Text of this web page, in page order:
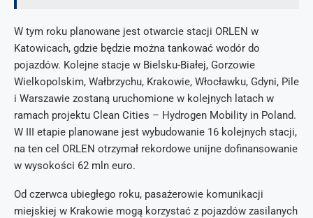
W tym roku planowane jest otwarcie stacji ORLEN w
Katowicach, gdzie będzie można tankować wodór do
pojazdów. Kolejne stacje w Bielsku-Białej, Gorzowie
Wielkopolskim, Wałbrzychu, Krakowie, Włocławku, Gdyni, Pile
i Warszawie zostaną uruchomione w kolejnych latach w
ramach projektu Clean Cities – Hydrogen Mobility in Poland.
W III etapie planowane jest wybudowanie 16 kolejnych stacji,
na ten cel ORLEN otrzymał rekordowe unijne dofinansowanie
w wysokości 62 mln euro.
Od czerwca ubiegłego roku, pasażerowie komunikacji
miejskiej w Krakowie mogą korzystać z pojazdów zasilanych